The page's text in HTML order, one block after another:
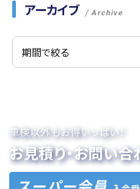
アーカイブ Archive
車検以外もお得いっぱい！
お見積り・お問い合